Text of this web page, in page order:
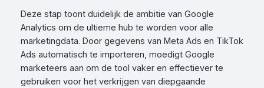
Deze stap toont duidelijk de ambitie van Google
Analytics om de ultieme hub te worden voor alle
marketingdata. Door gegevens van Meta Ads en TikTok
Ads automatisch te importeren, moedigt Google
marketeers aan om de tool vaker en effectiever te
gebruiken voor het verkrijgen van diepgaande